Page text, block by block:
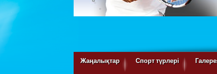
Жаңалықтар Спорт түрлері